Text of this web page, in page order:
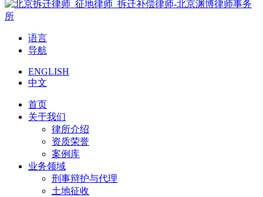
语言
导航
ENGLISH
中文
首页
关于我们
律所介绍
资质荣誉
案例库
业务领域
刑事辩护与代理
土地征收